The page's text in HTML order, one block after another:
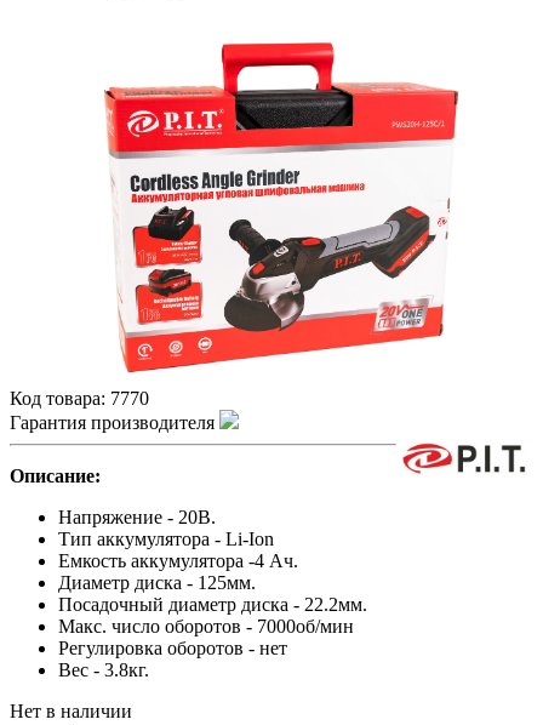
Код товара: 7770
Гарантия производителя
Описание:
Напряжение - 20В.
Тип аккумулятора - Li-Ion
Емкость аккумулятора -4 Ач.
Диаметр диска - 125мм.
Посадочный диаметр диска - 22.2мм.
Макс. число оборотов - 7000об/мин
Регулировка оборотов - нет
Вес - 3.8кг.
Нет в наличии